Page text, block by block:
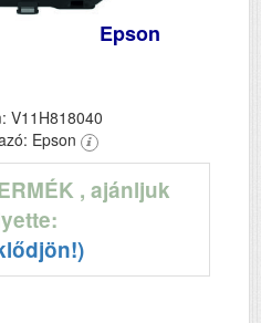
Epson
V11H818040
Epson
, ajánljuk